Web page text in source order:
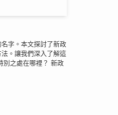
字。本文探討了新政
。讓我們深入了解這
別之處在哪裡？ 新政